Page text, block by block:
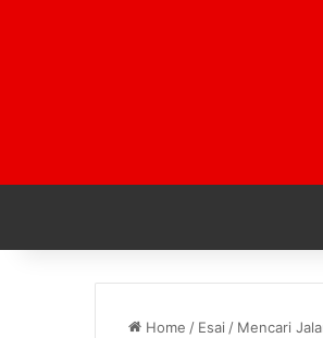
Home / Esai / Mencari